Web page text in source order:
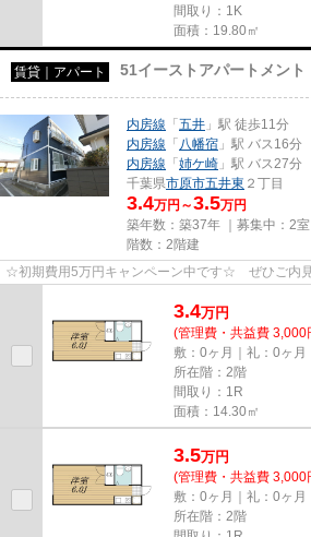
間取り：1K
面積：19.80㎡
賃貸｜アパート 51イーストアパートメント
内房線 「五井 」駅 徒歩11分
内房線 「 八幡宿 」駅 バス16分
内房線 「姉ケ崎 」駅 バス27分
千葉県市原市五井東 ２丁目
3.4万円～3.5万円
築年数：築37年 ｜募集中： 2室
階数：2階建
☆初期費用5万円キャンペーン中です☆ ぜひご内
3.4万円
(管理費・共益費 3,000
敷：0ヶ月｜礼：0ヶ月
所在階：2階
間取り：1R
面積：14.30㎡
3.5万円
(管理費・共益費 3,000
敷：0ヶ月｜礼：0ヶ月
所在階：2階